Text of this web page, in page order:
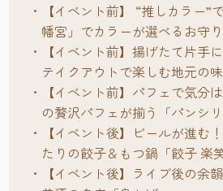
【イベント前】 “推しカラー”
幡宮」でカラーが選べるお守
【イベント前】揚げたて片手
テイクアウトで楽しむ地元の
【イベント前】パフェで気分
の贅沢パフェが揃う「パンシリ
【イベント後】ビールが進む
たりの餃子＆もつ鍋「餃子 楽笑
【イベント後】ライブ後の余